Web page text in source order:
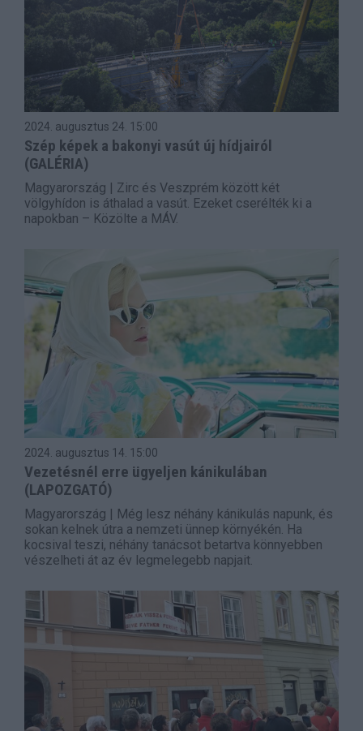
2024. augusztus 24. 15:00
Szép képek a bakonyi vasút új hídjairól
(GALÉRIA)
Magyarország | Zirc és Veszprém között két
völgyhídon is áthalad a vasút. Ezeket cserélték ki a
napokban – Közölte a MÁV.
2024. augusztus 14. 15:00
Vezetésnél erre ügyeljen kánikulában
(LAPOZGATÓ)
Magyarország | Még lesz néhány kánikulás napunk, és
sokan kelnek útra a nemzeti ünnep környékén. Ha
kocsival teszi, néhány tanácsot betartva könnyebben
vészelheti át az év legmelegebb napjait.